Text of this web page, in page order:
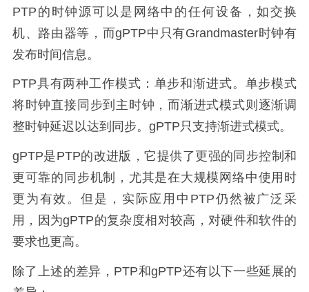
PTP的时钟源可以是网络中的任何设备，如交换
机、路由器等，而gPTP中只有Grandmaster时钟有
发布时间信息。
PTP具有两种工作模式：单步和渐进式。单步模式
将时钟直接同步到主时钟，而渐进式模式则逐渐调
整时钟延迟以达到同步。gPTP只支持渐进式模式。
gPTP是PTP的改进版，它提供了更强的同步控制和
更可靠的同步机制，尤其是在大规模网络中使用时
更为有效。但是，实际应用中PTP仍然被广泛采
用，因为gPTP的复杂度相对较高，对硬件和软件的
要求也更高。
除了上述的差异，PTP和gPTP还有以下一些延展的